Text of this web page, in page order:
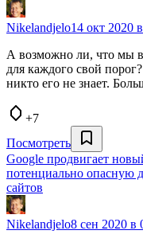
Nikelandjelo14 окт 2020
А возможно ли, что мы
для каждого свой
никто его не знает.
+7
Посмотреть
Google продвигает
потенциально опасную
сайтов
Nikelandjelo8 сен 2020 в